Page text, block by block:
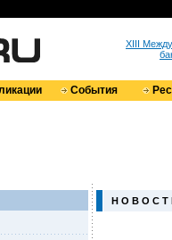
XIII
События
Н О В О С Т